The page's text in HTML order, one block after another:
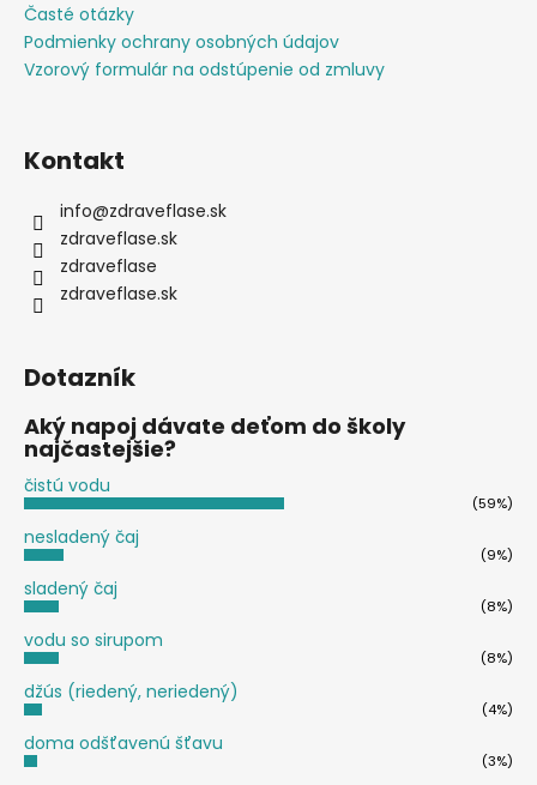
Časté otázky
Podmienky ochrany osobných údajov
Vzorový formulár na odstúpenie od zmluvy
Kontakt
info@zdraveflase.sk
zdraveflase.sk
zdraveflase
zdraveflase.sk
Dotazník
Aký napoj dávate deťom do školy
najčastejšie?
čistú vodu
(59%)
nesladený čaj
(9%)
sladený čaj
(8%)
vodu so sirupom
(8%)
džús (riedený, neriedený)
(4%)
doma odšťavenú šťavu
(3%)